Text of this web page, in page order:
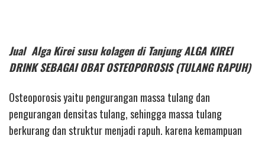
Jual Alga Kirei susu kolagen di Tanjung ALGA KIREI
DRINK SEBAGAI OBAT OSTEOPOROSIS (TULANG RAPUH)
Osteoporosis yaitu pengurangan massa tulang dan
pengurangan densitas tulang, sehingga massa tulang
berkurang dan struktur menjadi rapuh. karena kemampuan